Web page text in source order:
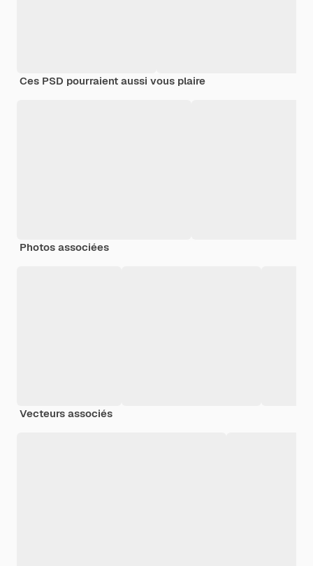
Ces PSD pourraient aussi vous plaire
Photos associées
Vecteurs associés